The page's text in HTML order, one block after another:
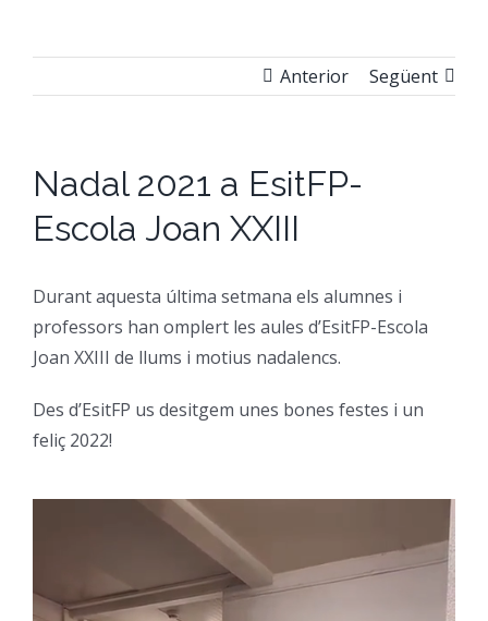
CFGS Comerç
CFGS Màrqueting i
CP Operacions auxiliars
Beques
Borsa de Treball
Catàleg de serveis
Notícies
Qui Som
On Som
Anterior Següent
Nadal 2021 a EsitFP-
Escola Joan XXIII
Durant aquesta última setmana els alumnes i
professors han omplert les aules d’EsitFP-Escola
Joan XXIII de llums i motius nadalencs.
Des d’EsitFP us desitgem unes bones festes i un
feliç 2022!